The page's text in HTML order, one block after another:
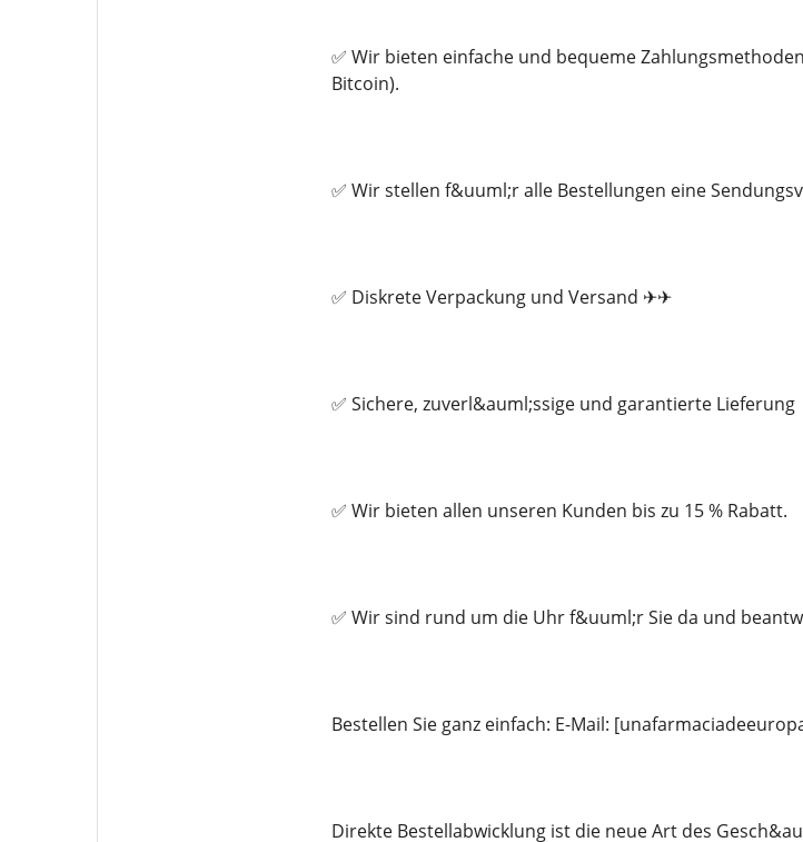
✅ Wir bieten einfache und bequeme
Bitcoin).
✅ Wir stellen f&uuml;r alle Bestellungen eine
✅ Diskrete Verpackung und Versand ✈✈
✅ Sichere, zuverl&auml;ssige und garantierte Lieferung
✅ Wir bieten allen unseren Kunden bis zu 15 % Rabatt.
✅ Wir sind rund um die Uhr f&uuml;r Sie da und
Bestellen Sie ganz einfach: E-Mail:
Direkte Bestellabwicklung ist die neue Art des